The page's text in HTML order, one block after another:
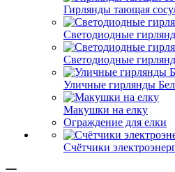
Гирлянды тающая
Светодиодные
Светодиодные
Уличные гирлянды
Макушки на елку
Ограждение для елки
Счётчики